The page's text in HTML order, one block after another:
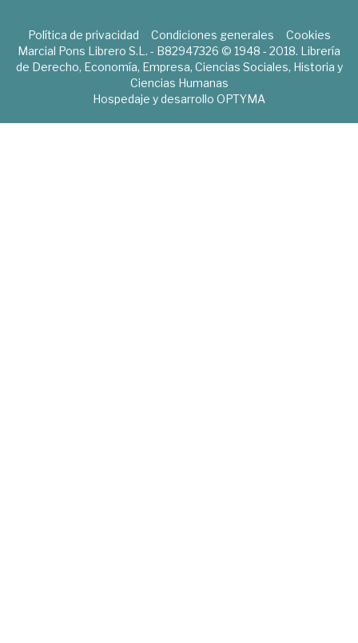
Política de privacidad Condiciones generales
Cookies
Marcial Pons Librero S.L. - B82947326 © 1948 - 2018. Librería
de Derecho, Economía, Empresa, Ciencias Sociales, Historia y
Ciencias Humanas
Hospedaje y desarrollo OPTYMA